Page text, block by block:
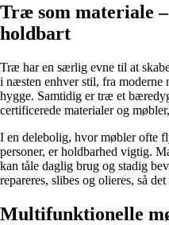
Træ som materiale
holdbart
Træ har en særlig evne til at
i næsten enhver stil, fra
hygge. Samtidig er træ et
certificerede materialer og
I en delebolig, hvor møbler ofte
personer, er holdbarhed vigtig.
kan tåle daglig brug og stadig
repareres, slibes og olieres, så
Multifunktionelle